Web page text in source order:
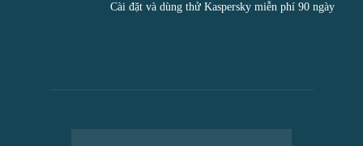
Cài đặt và dùng thử Kaspersky miễn phí 90 ngày